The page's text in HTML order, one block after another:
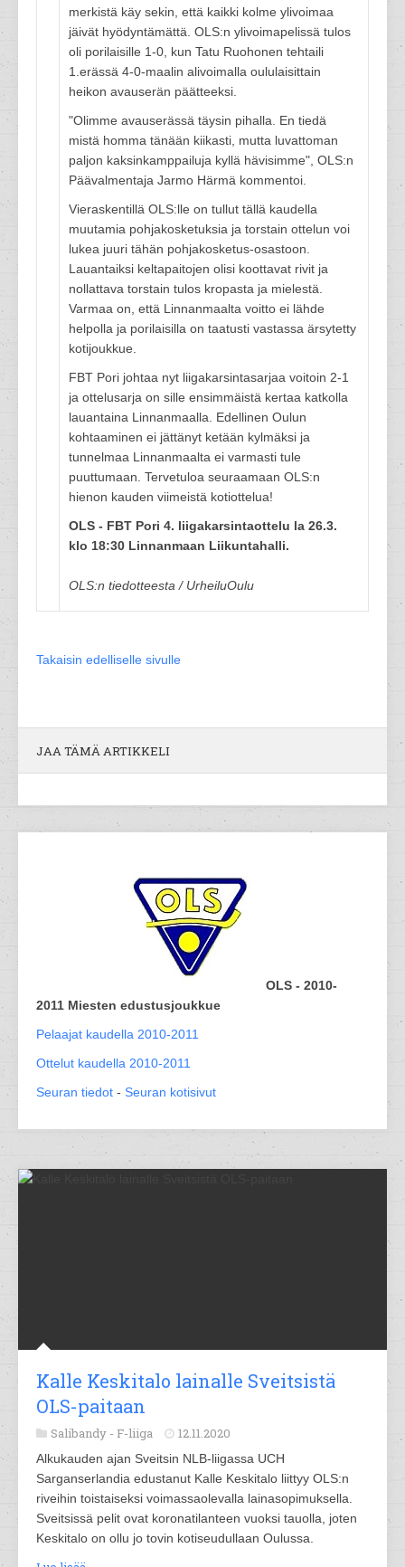
merkistä käy sekin, että kaikki kolme ylivoimaa
jäivät hyödyntämättä. OLS:n ylivoimapelissä tulos
oli porilaisille 1-0, kun Tatu Ruohonen tehtaili
1.erässä 4-0-maalin alivoimalla oululaisittain
heikon avauserän päätteeksi.
"Olimme avauserässä täysin pihalla. En tiedä
mistä homma tänään kiikasti, mutta luvattoman
paljon kaksinkamppailuja kyllä hävisimme", OLS:n
Päävalmentaja Jarmo Härmä kommentoi.
Vieraskentillä OLS:lle on tullut tällä kaudella
muutamia pohjakosketuksia ja torstain ottelun voi
lukea juuri tähän pohjakosketus-osastoon.
Lauantaiksi keltapaitojen olisi koottavat rivit ja
nollattava torstain tulos kropasta ja mielestä.
Varmaa on, että Linnanmaalta voitto ei lähde
helpolla ja porilaisilla on taatusti vastassa ärsytetty
kotijoukkue.
FBT Pori johtaa nyt liigakarsintasarjaa voitoin 2-1
ja ottelusarja on sille ensimmäistä kertaa katkolla
lauantaina Linnanmaalla. Edellinen Oulun
kohtaaminen ei jättänyt ketään kylmäksi ja
tunnelmaa Linnanmaalta ei varmasti tule
puuttumaan. Tervetuloa seuraamaan OLS:n
hienon kauden viimeistä kotiottelua!
OLS - FBT Pori 4. liigakarsintaottelu la 26.3.
klo 18:30 Linnanmaan Liikuntahalli.
OLS:n tiedotteesta / UrheiluOulu
Takaisin edelliselle sivulle
JAA TÄMÄ ARTIKKELI
OLS - 2010-
2011 Miesten edustusjoukkue
Pelaajat kaudella 2010-2011
Ottelut kaudella 2010-2011
Seuran tiedot - Seuran kotisivut
Kalle Keskitalo lainalle Sveitsistä
OLS-paitaan
Salibandy - F-liiga 12.11.2020
Alkukauden ajan Sveitsin NLB-liigassa UCH
Sarganserlandia edustanut Kalle Keskitalo liittyy OLS:n
riveihin toistaiseksi voimassaolevalla lainasopimuksella.
Sveitsissä pelit ovat koronatilanteen vuoksi tauolla, joten
Keskitalo on ollu jo tovin kotiseudullaan Oulussa.